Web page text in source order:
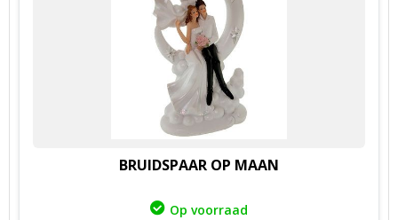
BRUIDSPAAR OP MAAN
Op voorraad